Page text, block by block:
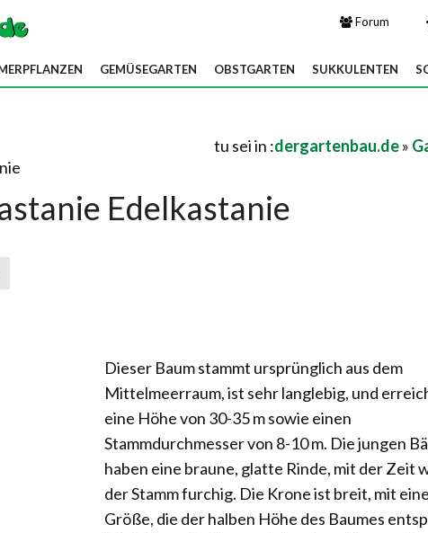
Forum
GEMÜSEGARTEN OBSTGARTEN SUKKULENTEN
tu sei in :dergartenbau.de»
Edelkastanie
Dieser Baum stammt ursprünglich aus dem
Mittelmeerraum, ist sehr langlebig, und
eine Höhe von 30-35 m sowie einen
Stammdurchmesser von 8-10 m. Die jungen
haben eine braune, glatte Rinde, mit der Zeit
der Stamm furchig. Die Krone ist breit, mit
Größe, die der halben Höhe des Baumes